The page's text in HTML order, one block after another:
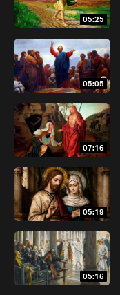
05:25
05:05
07:16
05:19
05:16